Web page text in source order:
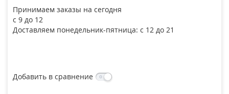
Принимаем заказы на сегодня
с 9 до 12
Доставляем понедельник-пятница: с 12 до 21
Добавить в сравнение